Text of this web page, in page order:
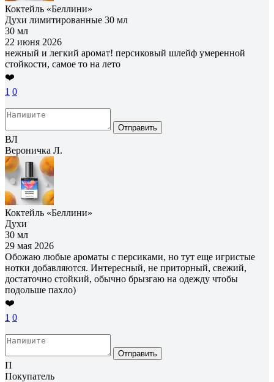
Коктейль «Беллини»
Духи лимитированные 30 мл
30 мл
22 июня 2026
нежный и легкий аромат! персиковый шлейф умеренной
стойкости, самое то на лето
❤️
1 0
Отправить
ВЛ
Вероничка Л.
Коктейль «Беллини»
Духи
30 мл
29 мая 2026
Обожаю любые ароматы с персиками, но тут еще игристые
нотки добавляются. Интересный, не приторный, свежий,
достаточно стойкий, обычно брызгаю на одежду чтобы
подольше пахло)
❤️
1 0
Отправить
П
Покупатель